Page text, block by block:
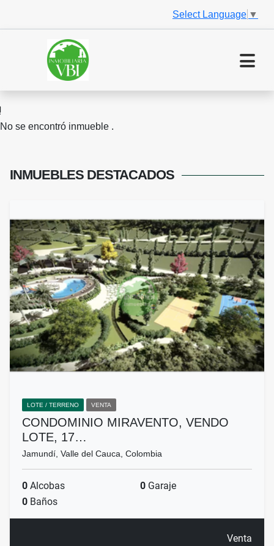
Select Language ▼
No se encontró inmueble .
INMUEBLES DESTACADOS
LOTE / TERRENO VENTA
CONDOMINIO MIRAVENTO, VENDO
LOTE, 17…
Jamundí, Valle del Cauca, Colombia
0 Alcobas 0 Garaje
0 Baños
Venta